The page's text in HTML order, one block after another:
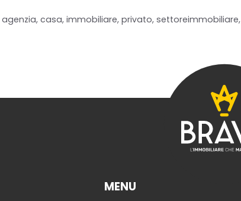
agenzia, casa, immobiliare, privato, settoreimmobiliare,
MENU